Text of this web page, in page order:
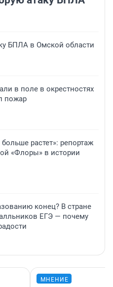
БПЛА в Омской области
в поле в окрестностях
пожар
растет»: репортаж
«Флоры» в истории
конец? В стране
ЕГЭ — почему
МНЕНИЕ